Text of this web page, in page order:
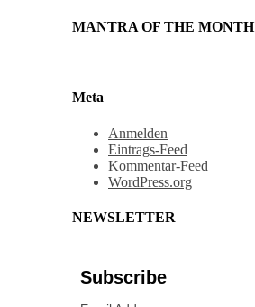
MANTRA OF THE MONTH
Meta
Anmelden
Eintrags-Feed
Kommentar-Feed
WordPress.org
NEWSLETTER
Subscribe